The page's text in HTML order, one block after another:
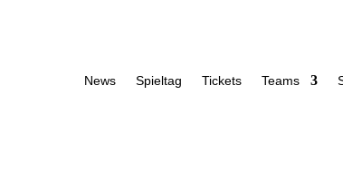
News Spieltag Tickets Teams